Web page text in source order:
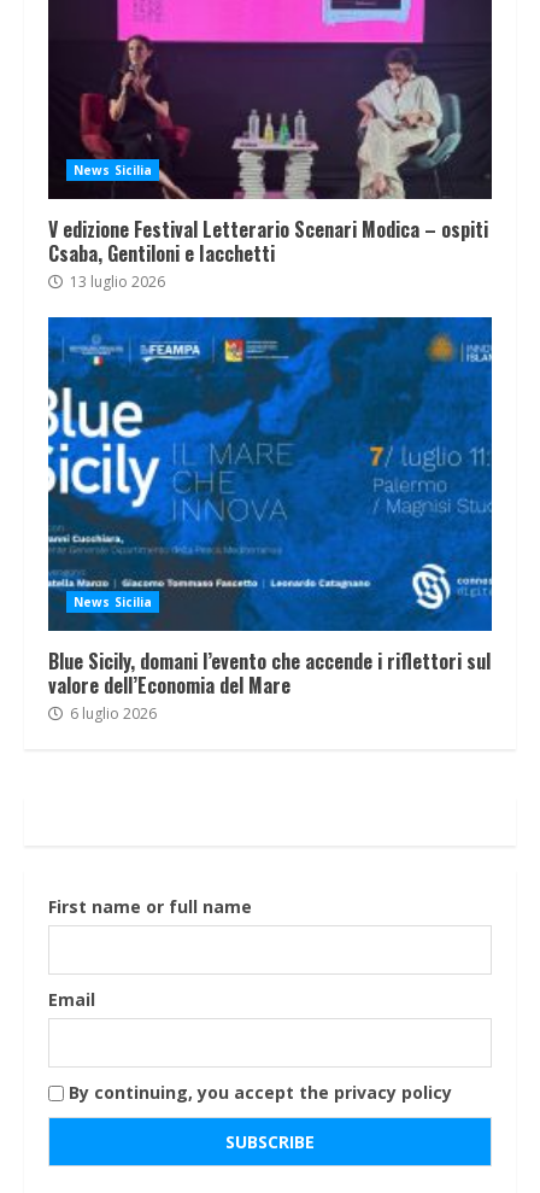
News Sicilia
V edizione Festival Letterario Scenari Modica – ospiti
Csaba, Gentiloni e Iacchetti
13 luglio 2026
News Sicilia
Blue Sicily, domani l’evento che accende i riflettori sul
valore dell’Economia del Mare
6 luglio 2026
First name or full name
Email
By continuing, you accept the privacy policy